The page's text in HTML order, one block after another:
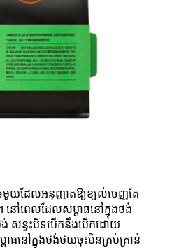
មួយដែលអនុញ្ញាតឱ្យខ្យល់ចេញតែ
ៅពេលដែលសម្ពាធនៅក្នុងថង់
ង់ សន្ទះបិទបើកនឹងបើកដោយ
ាធនៅក្នុងថង់ថយចុះមិនគ្រប់គ្រាន់